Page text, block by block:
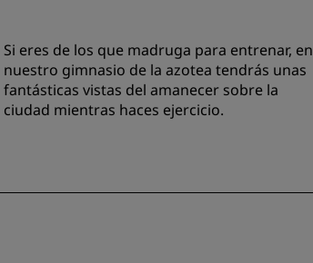
Si eres de los que madruga para entrenar, en
nuestro gimnasio de la azotea tendrás unas
fantásticas vistas del amanecer sobre la
ciudad mientras haces ejercicio.